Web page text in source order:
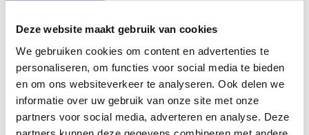
Deze website maakt gebruik van cookies
We gebruiken cookies om content en advertenties te
personaliseren, om functies voor social media te bieden
en om ons websiteverkeer te analyseren. Ook delen we
informatie over uw gebruik van onze site met onze
partners voor social media, adverteren en analyse. Deze
KIM KÖTTER DEELT PRACHTIGE
GEZINSFOTO MET HAAR
MANNEN